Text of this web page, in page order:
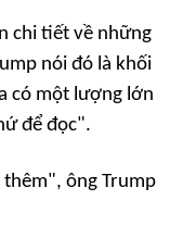
chi tiết về những
nói đó là khối
có một lượng lớn
để đọc".
thêm", ông Trump